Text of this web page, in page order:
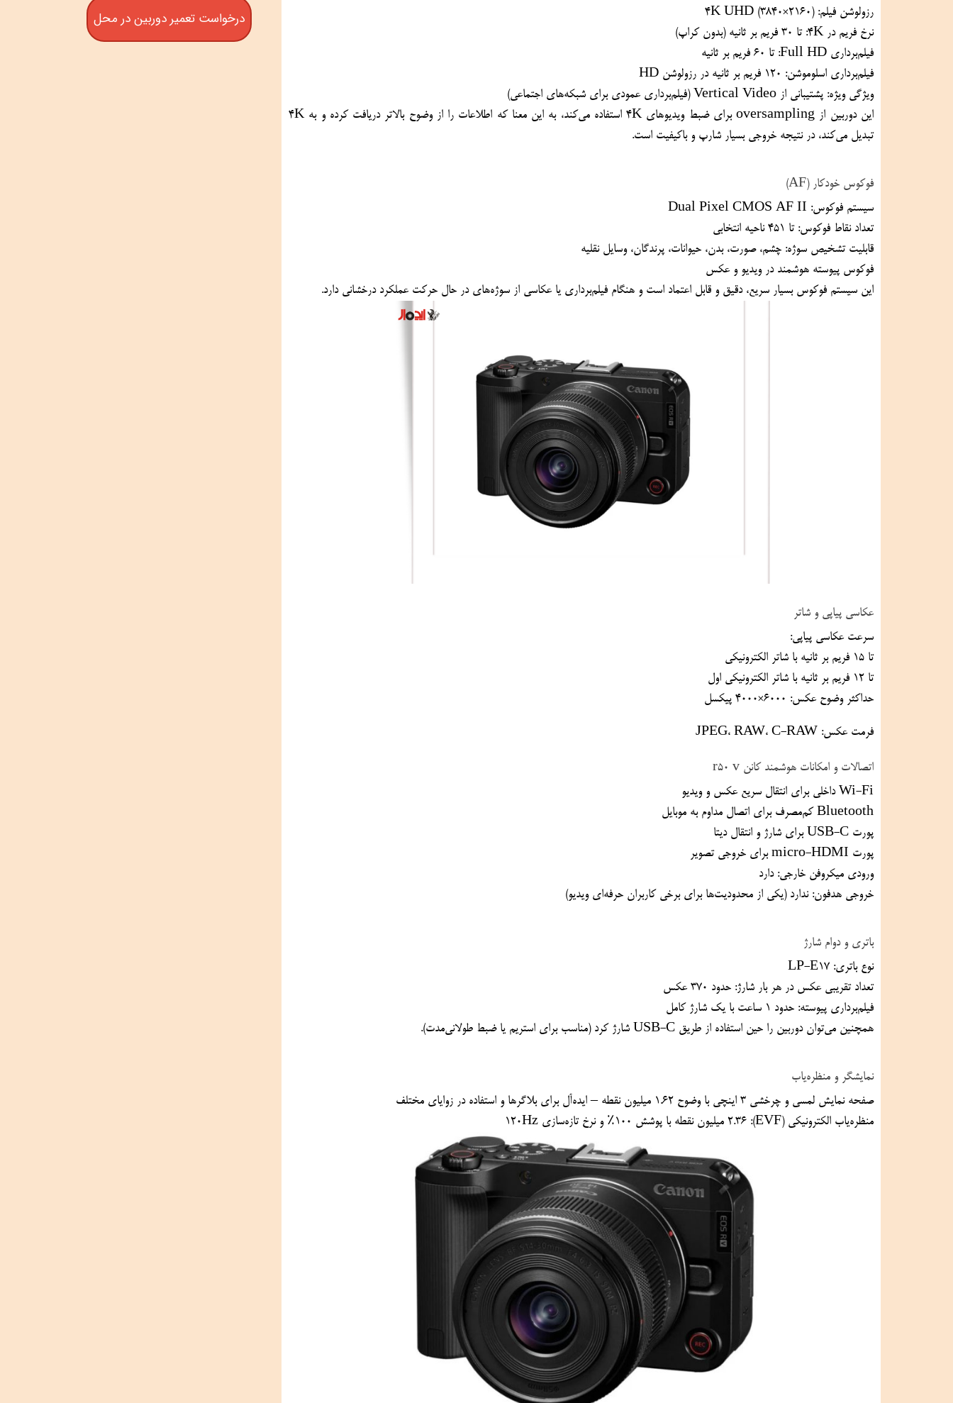
رزولوشن فیلم: (4K UHD (3840×2160
نرخ فریم در 4K: تا ۳۰ فریم بر ثانیه (بدون کراپ)
فیلم‌برداری Full HD: تا ۶۰ فریم بر ثانیه
فیلم‌برداری اسلوموشن: ۱۲۰ فریم بر ثانیه در رزولوشن HD
ویژگی ویژه: پشتیبانی از Vertical Video (فیلم‌برداری عمودی برای شبکه‌های اجتماعی)
تبدیل می‌کند، در نتیجه خروجی بسیار شارپ و باکیفیت است.
فوکوس خودکار (AF)
سیستم فوکوس: Dual Pixel CMOS AF II
تعداد نقاط فوکوس: تا ۴۵۱ ناحیه انتخابی
قابلیت تشخیص سوژه: چشم، صورت، بدن، حیوانات، پرندگان، وسایل نقلیه
فوکوس پیوسته هوشمند در ویدیو و عکس
این سیستم فوکوس بسیار سریع، دقیق و قابل اعتماد است و هنگام فیلم‌برداری یا عکاسی از سوژه‌های در حال حرکت عملکرد درخشانی دارد.
عکاسی پیاپی و شاتر
سرعت عکاسی پیاپی:
تا ۱۵ فریم بر ثانیه با شاتر الکترونیکی
تا ۱۲ فریم بر ثانیه با شاتر الکترونیکی اول
حداکثر وضوح عکس: ۶۰۰۰×۴۰۰۰ پیکسل
فرمت عکس: JPEG، RAW، C-RAW
اتصالات و امکانات هوشمند کانن r50 v
Wi-Fi داخلی برای انتقال سریع عکس و ویدیو
Bluetooth کم‌مصرف برای اتصال مداوم به موبایل
پورت USB-C برای شارژ و انتقال دیتا
پورت micro-HDMI برای خروجی تصویر
ورودی میکروفن خارجی: دارد
خروجی هدفون: ندارد (یکی از محدودیت‌ها برای برخی کاربران حرفه‌ای ویدیو)
باتری و دوام شارژ
نوع باتری: LP-E17
تعداد تقریبی عکس در هر بار شارژ: حدود ۳۷۰ عکس
فیلم‌برداری پیوسته: حدود ۱ ساعت با یک شارژ کامل
همچنین می‌توان دوربین را حین استفاده از طریق USB-C شارژ کرد (مناسب برای استریم یا ضبط طولانی‌مدت).
نمایشگر و منظره‌یاب
صفحه نمایش لمسی و چرخشی ۳ اینچی با وضوح ۱.۶۲ میلیون نقطه – ایده‌آل برای بلاگرها و استفاده در زوایای مختلف
منظره‌یاب الکترونیکی (EVF): ۲.۳۶ میلیون نقطه با پوشش ۱۰۰٪ و نرخ تازه‌سازی ۱۲۰Hz
درخواست تعمیر دوربین در محل